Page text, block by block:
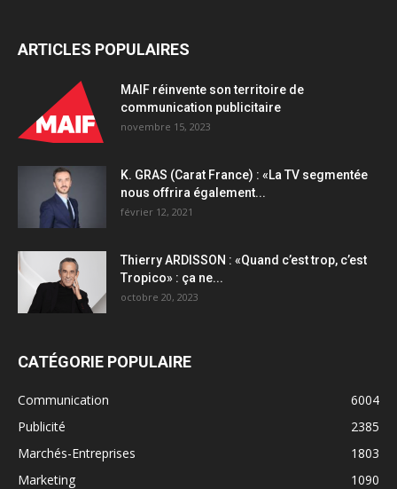
ARTICLES POPULAIRES
MAIF réinvente son territoire de
communication publicitaire
novembre 15, 2023
K. GRAS (Carat France) : «La TV segmentée
nous offrira également...
février 12, 2021
Thierry ARDISSON : «Quand c’est trop, c’est
Tropico» : ça ne...
octobre 20, 2023
CATÉGORIE POPULAIRE
Communication
6004
Publicité
2385
Marchés-Entreprises
1803
Marketing
1090